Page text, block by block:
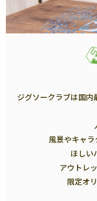
ジグソークラブは国
風景やキャ
ほしい
アウトレ
限定オ